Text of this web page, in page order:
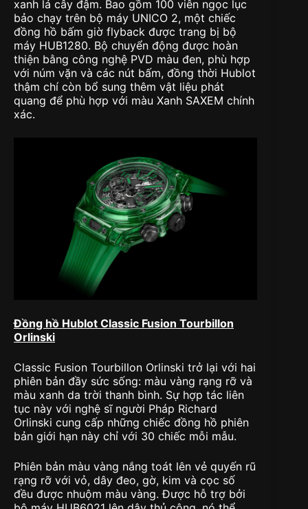
xanh lá cây đậm. Bao gồm 100 viên ngọc lục
bảo chạy trên bộ máy UNICO 2, một chiếc
đồng hồ bấm giờ flyback được trang bị bộ
máy HUB1280. Bộ chuyển động được hoàn
thiện bằng công nghệ PVD màu đen, phù hợp
với núm vặn và các nút bấm, đồng thời Hublot
thậm chí còn bổ sung thêm vật liệu phát
quang để phù hợp với màu Xanh SAXEM chính
xác.
Đồng hồ Hublot Classic Fusion Tourbillon
Orlinski
Classic Fusion Tourbillon Orlinski trở lại với hai
phiên bản đầy sức sống: màu vàng rạng rỡ và
màu xanh da trời thanh bình. Sự hợp tác liên
tục này với nghệ sĩ người Pháp Richard
Orlinski cung cấp những chiếc đồng hồ phiên
bản giới hạn này chỉ với 30 chiếc mỗi mẫu.
Phiên bản màu vàng nắng toát lên vẻ quyến rũ
rạng rỡ với vỏ, dây đeo, gờ, kim và cọc số
đều được nhuộm màu vàng. Được hỗ trợ bởi